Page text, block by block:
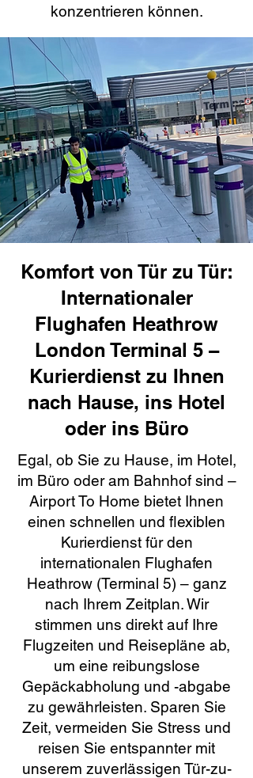
konzentrieren können.
Komfort von Tür zu Tür:
Internationaler
Flughafen Heathrow
London Terminal 5 –
Kurierdienst zu Ihnen
nach Hause, ins Hotel
oder ins Büro
Egal, ob Sie zu Hause, im Hotel,
im Büro oder am Bahnhof sind –
Airport To Home bietet Ihnen
einen schnellen und flexiblen
Kurierdienst für den
internationalen Flughafen
Heathrow (Terminal 5) – ganz
nach Ihrem Zeitplan. Wir
stimmen uns direkt auf Ihre
Flugzeiten und Reisepläne ab,
um eine reibungslose
Gepäckabholung und -abgabe
zu gewährleisten. Sparen Sie
Zeit, vermeiden Sie Stress und
reisen Sie entspannter mit
unserem zuverlässigen Tür-zu-